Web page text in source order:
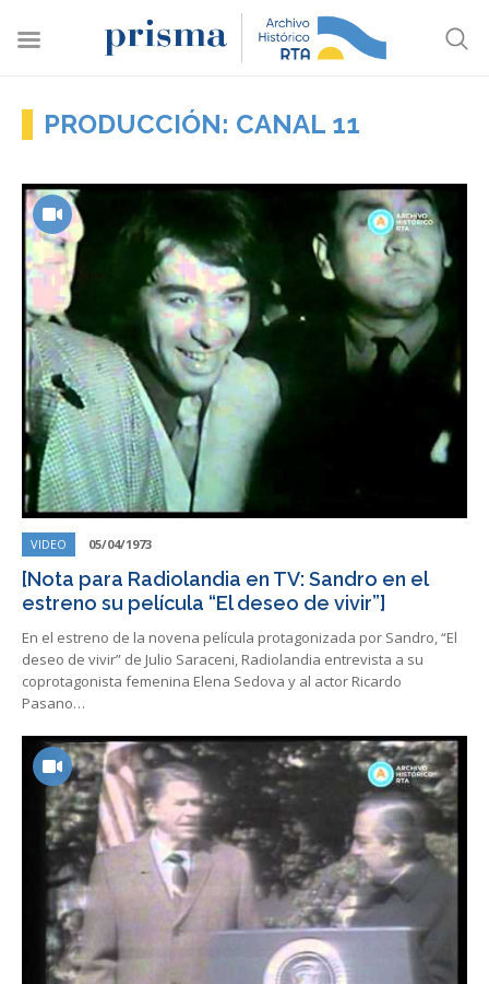
PRODUCCIÓN: CANAL 11
VIDEO 05/04/1973
[Nota para Radiolandia en TV: Sandro en el
estreno su película “El deseo de vivir”]
En el estreno de la novena película protagonizada por Sandro, “El
deseo de vivir” de Julio Saraceni, Radiolandia entrevista a su
coprotagonista femenina Elena Sedova y al actor Ricardo
Pasano…